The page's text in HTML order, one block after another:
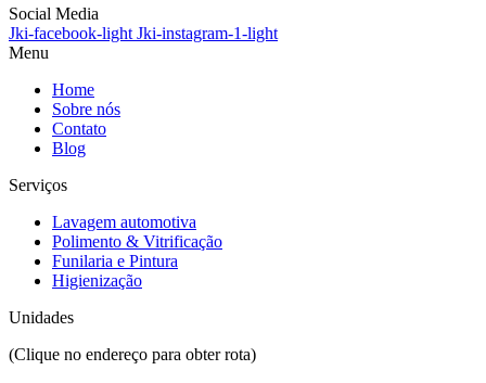
Social Media
Jki-facebook-light Jki-instagram-1-light
Menu
Home
Sobre nós
Contato
Blog
Serviços
Lavagem automotiva
Polimento & Vitrificação
Funilaria e Pintura
Higienização
Unidades
(Clique no endereço para obter rota)